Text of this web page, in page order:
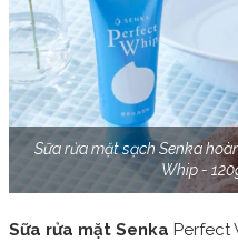
Sữa rửa mặt sạch Senka
Whip -
Sữa rửa mặt Senka Perfect